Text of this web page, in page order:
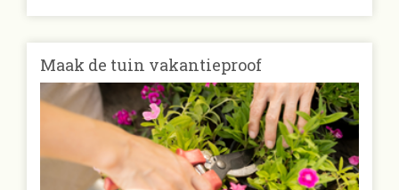
Maak de tuin vakantieproof